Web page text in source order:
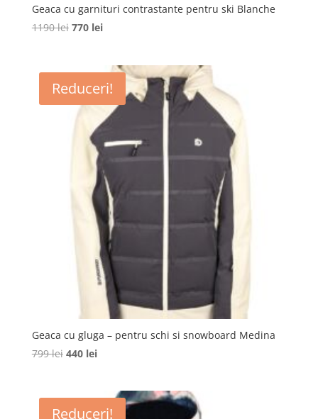
Geaca cu garnituri contrastante pentru ski Blanche
1190lei Prețul
fost:
1190 lei.
770 leiPrețul
770 lei.
Reduceri!
Geaca cu gluga – pentru schi si snowboard Medina
799lei Prețul
fost:
440 leiPrețul
440 lei.
Reduceri!